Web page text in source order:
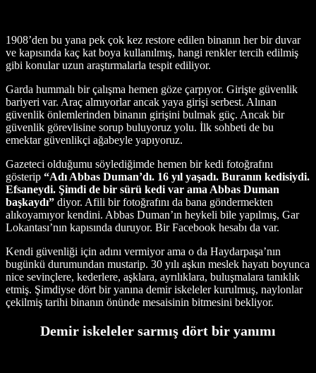
1908’den bu yana pek çok kez restore edilen binanın her bir duvar
ve kapısında kaç kat boya kullanılmış, hangi renkler tercih edilmiş
gibi konular uzun araştırmalarla tespit ediliyor.
Garda hummalı bir çalışma hemen göze çarpıyor. Girişte güvenlik
bariyeri var. Araç almıyorlar ancak yaya girişi serbest. Alınan
güvenlik önlemlerinden binanın girişini bulmak güç. Ancak bir
güvenlik görevlisine sorup buluyoruz yolu. İlk sohbeti de bu
emektar güvenlikçi ağabeyle yapıyoruz.
Gazeteci olduğumu söylediğimde hemen bir kedi fotoğrafını
gösterip “Adı Abbas Duman’dı. 16 yıl yaşadı. Buranın kedisiydi.
Efsaneydi. Şimdi de bir sürü kedi var ama Abbas Duman
başkaydı” diyor. Afili bir fotoğrafını da bana göndermekten
alıkoyamıyor kendini. Abbas Duman’ın heykeli bile yapılmış, Gar
Lokantası’nın kapısında duruyor. Bir Facebook hesabı da var.
Kendi güvenliği için adını vermiyor ama o da Haydarpaşa’nın
bugünkü durumundan mustarip. 30 yılı aşkın meslek hayatı boyunca
nice sevinçlere, kederlere, aşklara, ayrılıklara, buluşmalara tanıklık
etmiş. Şimdiyse dört bir yanına demir iskeleler kurulmuş, naylonlar
çekilmiş tarihi binanın önünde mesaisinin bitmesini bekliyor.
Demir iskeleler sarmış dört bir yanımı